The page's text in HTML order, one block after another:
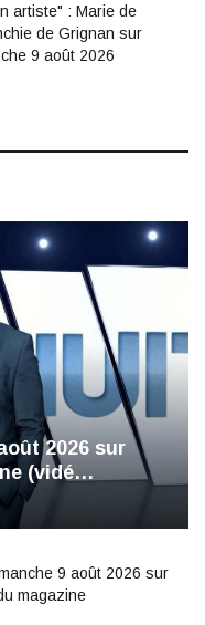
artiste" : Marie de
de Grignan sur
9 août 2026
2026 sur
(vidé…
9 août 2026 sur
magazine